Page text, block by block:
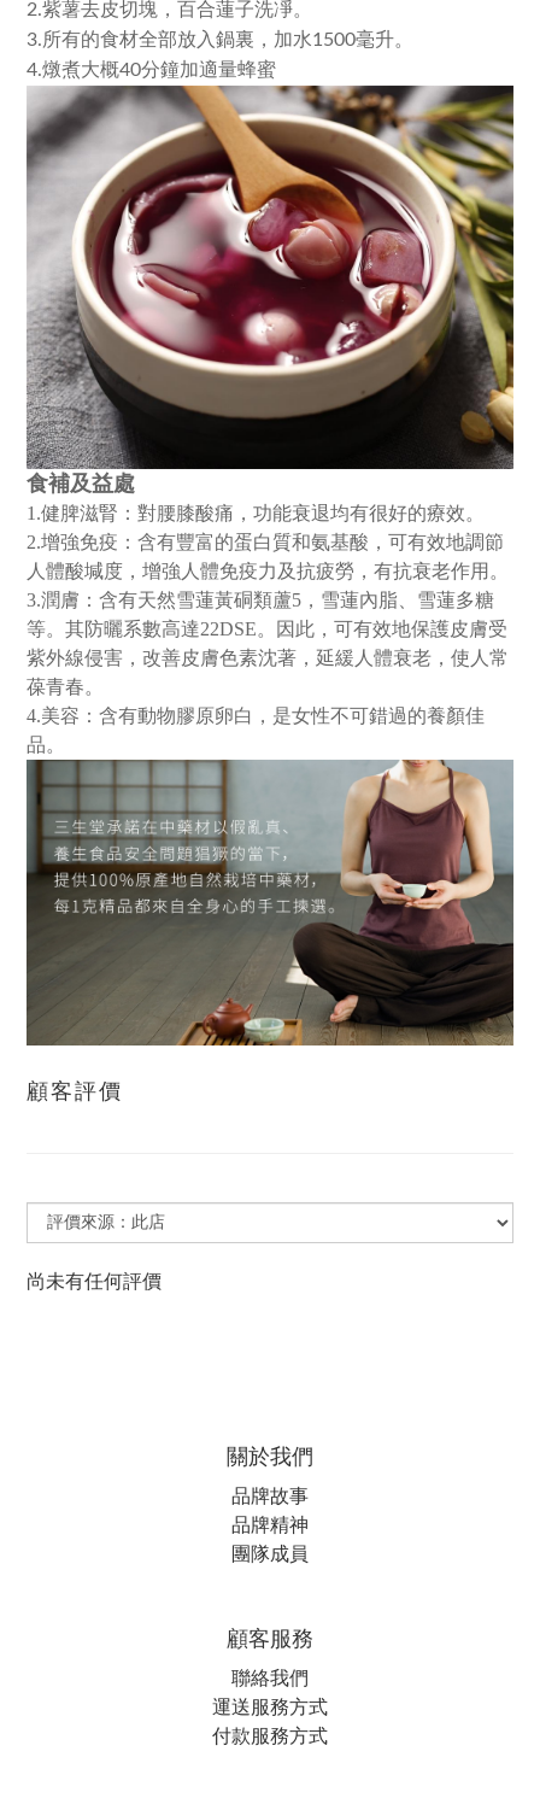
2.紫薯去皮切塊，
百合蓮子洗凈。
3.所有的食材全部放入鍋裏， 加水1500毫升。
4.燉煮大概40分鐘加適量蜂蜜
食補及益處
1.健脾滋腎： 對腰膝酸痛，功能衰退均有很好的療效。
2.增強免疫：含有豐富的蛋白質和氨基酸，可有效地調節
人體酸堿度，增強人體免疫力及抗疲勞，有抗衰老作用。
3.潤膚：含有天然雪蓮黃硐類蘆5，雪蓮內脂、雪蓮多糖
等。其防曬系數高達22DSE。因此，可有效地保護皮膚受
紫外線侵害，改善皮膚色素沈著，延緩人體衰老，使人常
葆青春。
4.美容：含有動物膠原卵白，是女性不可錯過的養顏佳
品。
顧客評價
尚未有任何評價
關於我們
品牌故事
品牌精神
團隊成員
顧客服務
聯絡我們
運送服務方式
付款服務方式